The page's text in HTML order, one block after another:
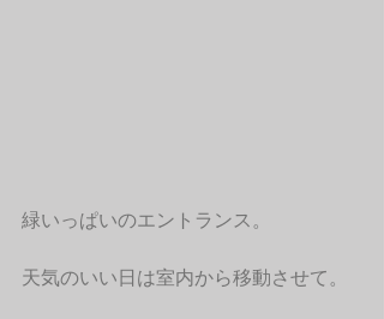
緑いっぱいのエントランス。
天気のいい日は室内から移動させて。